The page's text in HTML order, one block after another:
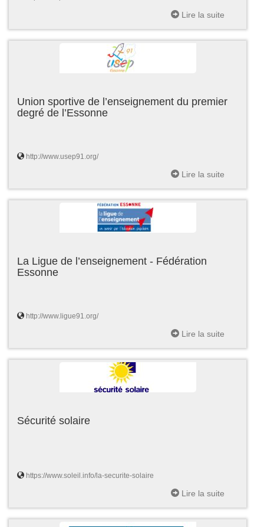
Lire la suite
Union sportive de l’enseignement du premier
degré de l’Essonne
http://www.usep91.org/
Lire la suite
La Ligue de l’enseignement - Fédération
Essonne
http://www.ligue91.org/
Lire la suite
Sécurité solaire
https://www.soleil.info/la-securite-solaire
Lire la suite